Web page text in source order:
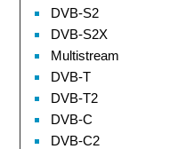
DVB-S2
DVB-S2X
Multistream
DVB-T
DVB-T2
DVB-C
DVB-C2